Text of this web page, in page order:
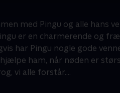
med Pingu og alle hans
er en charmerende og
har Pingu nogle gode
ham, når nøden er
vi alle forstår....